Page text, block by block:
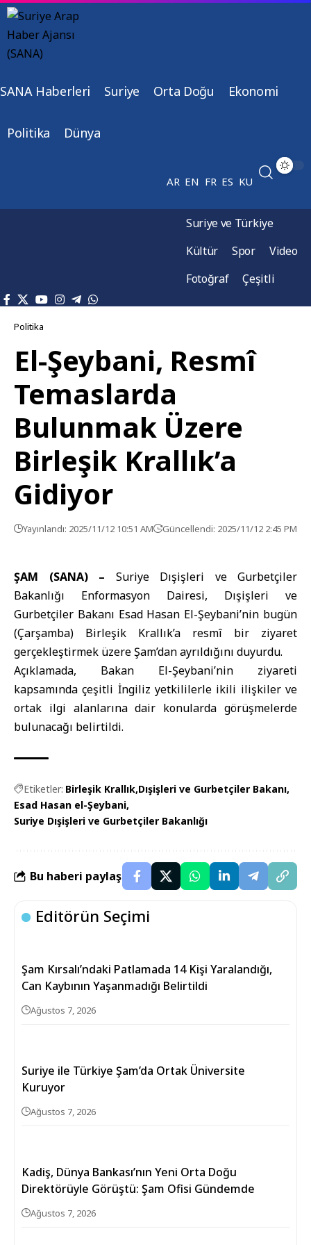
SANA Haberleri Suriye Orta Doğu Ekonomi
Politika Dünya
AR EN FR ES KU
Suriye ve Türkiye
Kültür
Spor
Video
Fotoğraf
Çeşitli
Politika
El-Şeybani, Resmî
Temaslarda
Bulunmak Üzere
Birleşik Krallık’a
Gidiyor
Yayınlandı: 2025/11/12 10:51 AM Güncellendi: 2025/11/12 2:45 PM
ŞAM (SANA) –
Suriye Dışişleri ve Gurbetçiler
Bakanlığı Enformasyon Dairesi, Dışişleri ve
Gurbetçiler Bakanı Esad Hasan El-Şeybani’nin bugün
(Çarşamba) Birleşik Krallık’a resmî bir ziyaret
gerçekleştirmek üzere Şam’dan ayrıldığını duyurdu.
Açıklamada, Bakan El-Şeybani’nin ziyareti
kapsamında çeşitli İngiliz yetkililerle ikili ilişkiler ve
ortak ilgi alanlarına dair konularda görüşmelerde
bulunacağı belirtildi.
Etiketler: Birleşik Krallık Dışişleri ve Gurbetçiler Bakanı
Esad Hasan el-Şeybani
Suriye Dışişleri ve Gurbetçiler Bakanlığı
Bu haberi paylaş
Editörün Seçimi
Şam Kırsalı’ndaki Patlamada 14 Kişi Yaralandığı,
Can Kaybının Yaşanmadığı Belirtildi
Ağustos 7, 2026
Suriye ile Türkiye Şam’da Ortak Üniversite
Kuruyor
Ağustos 7, 2026
Kadiş, Dünya Bankası’nın Yeni Orta Doğu
Direktörüyle Görüştü: Şam Ofisi Gündemde
Ağustos 7, 2026